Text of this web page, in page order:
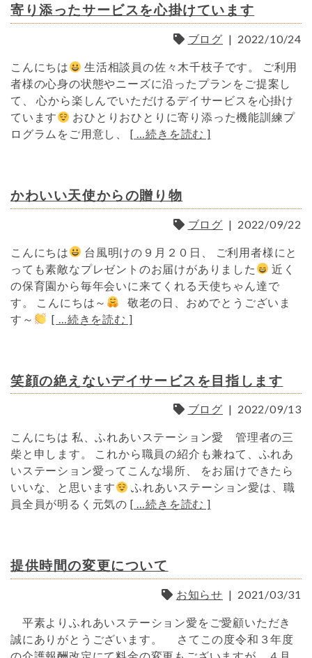
寄り添ったサービスを心掛けています
ブログ | 2022/10/24
こんにちは
生活相談員の佐々木千枝子です。 ご利用
者様の心身の状態やニーズに沿ったプランをご提案し
て、 心から楽しんでいただけるデイサービスを心掛け
ています
おひとりおひとりに寄り添った機能訓練プ
ログラムをご用意し、 [ …続きを読む ]
かわいい天使からの贈り物
ブログ | 2022/09/22
こんにちは
台風明けの９月２０日、 ご利用者様にと
っても素敵なプレゼントのお届けがありました
近く
の保育園から毎年会いに来てくれる天使ちゃん達で
す。 こんにちは～
敬老の日、おめでとうございま
す～
[ …続きを読む ]
笑顔の絶えないデイサービスを目指します
ブログ | 2022/09/13
こんにちは 私、ふれあいステーション愛 管理者の三
柴と申します。 これから職員の紹介も兼ねて、ふれあ
いステーション愛ってこんな場所、 をお届けできたら
いいな、と思います
ふれあいステーション愛は、職
員全員が明るく元気の [ …続きを読む ]
提供時間の変更について
お知らせ | 2021/03/31
平素よりふれあいステーション愛をご愛顧いただき
誠にありがとうございます。 さてこの度令和３年度